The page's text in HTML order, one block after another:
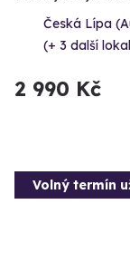
Česká Lípa
(+ 3 další
2 990 Kč
Volný termín